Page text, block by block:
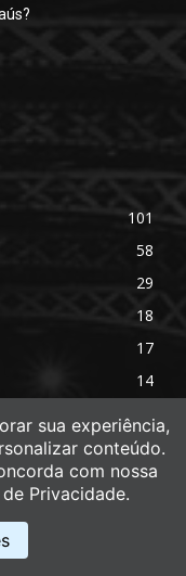
101
58
29
18
17
14
sua experiência,
conteúdo.
com nossa
Privacidade.